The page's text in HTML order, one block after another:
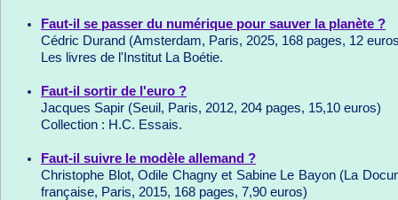
Faut-il se passer du numérique pour sauver la planète ?
Cédric Durand (Amsterdam, Paris, 2025, 168 pages, 12
Les livres de l'Institut La Boétie.
Faut-il sortir de l'euro ?
Jacques Sapir (Seuil, Paris, 2012, 204 pages, 15,10 euros)
Collection : H.C. Essais.
Faut-il suivre le modèle allemand ?
Christophe Blot, Odile Chagny et Sabine Le Bayon (La
française, Paris, 2015, 168 pages, 7,90 euros)